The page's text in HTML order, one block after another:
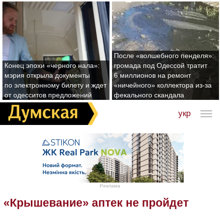
Конец эпохи «черного нала»:
мэрия открыла документы
по электронному билету и ждет
от одесситов предложений
После «волшебного пенделя»:
громада под Одессой тратит
6 миллионов на ремонт
«ничейного» коллектора из-за
фекального скандала
укр
Реклама
«Крышевание» аптек не пройдет